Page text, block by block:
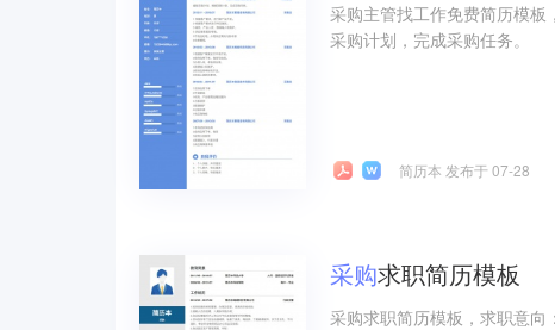
采购主管找工作免费简历模
采购计划，完成采购任务。
简历本 发布于 07-28
采购求职简历模板
采购求职简历模板，求职意